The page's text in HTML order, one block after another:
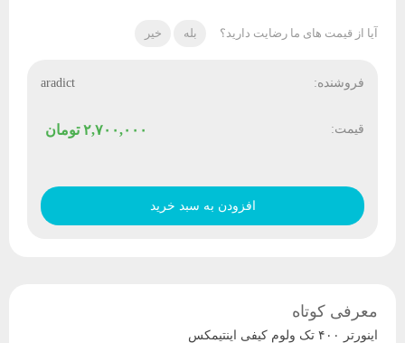
آیا از قیمت های ما رضایت دارید؟ بله خیر
فروشنده: aradict
قیمت: تومان۲,۷۰۰,۰۰۰
۴۰۰
تک
افزودن به سبد خرید
معرفی کوتاه
اینورتر ۴۰۰ تک ولوم کیفی اینتیمکس